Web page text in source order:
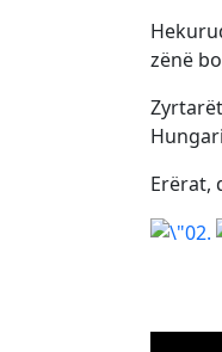
zënë
Erërat,